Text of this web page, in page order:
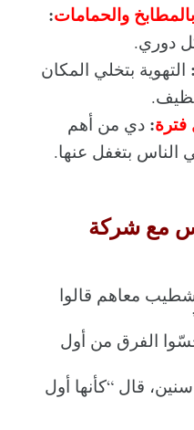
والحمامات:
دوري.
:
فترة:
الناس بتغفل عنها.